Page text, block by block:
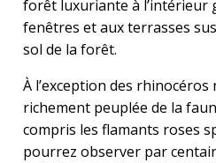
forêt luxuriante à l’intérieur
fenêtres et aux terrasses
sol de la forêt.
À l’exception des
richement peuplée de la
compris les flamants roses
pourrez observer par